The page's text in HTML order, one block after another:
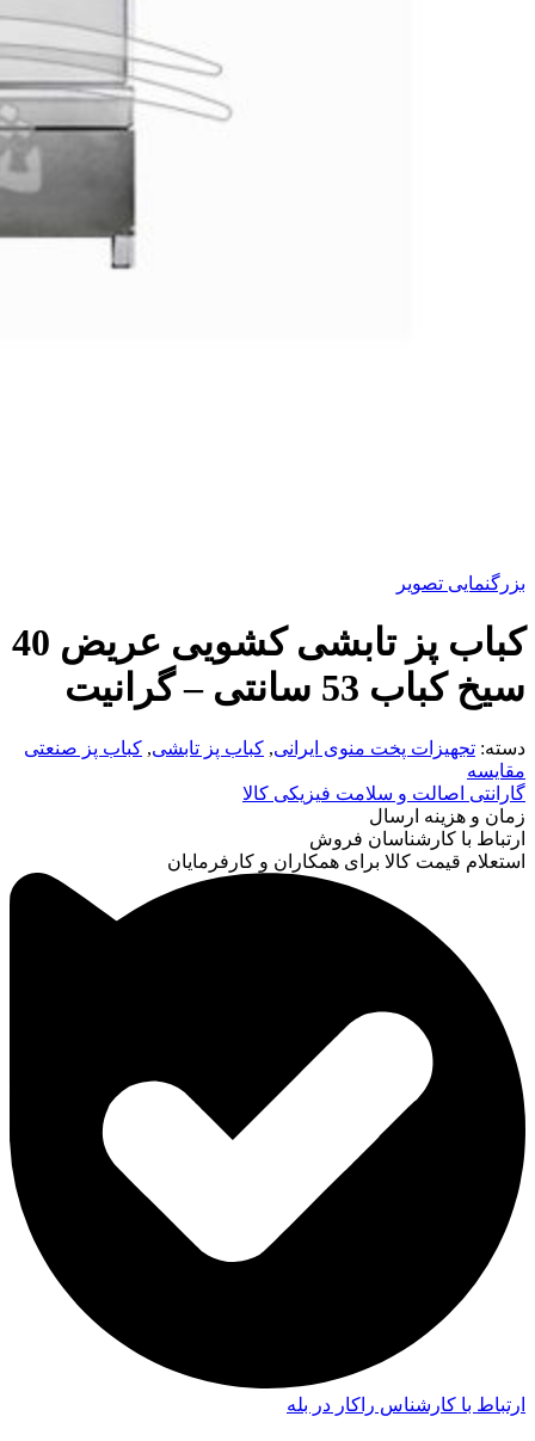
بزرگنمایی تصویر
کباب پز تابشی کشویی عریض 40
سیخ کباب 53 سانتی – گرانیت
دسته: تجهیزات پخت منوی ایرانی, کباب پز تابشی, کباب پز صنعتی
مقایسه
گارانتی اصالت و سلامت فیزیکی کالا
زمان و هزینه ارسال
ارتباط با کارشناسان فروش
استعلام قیمت کالا برای همکاران و کارفرمایان
ارتباط با کارشناس راکار در بله